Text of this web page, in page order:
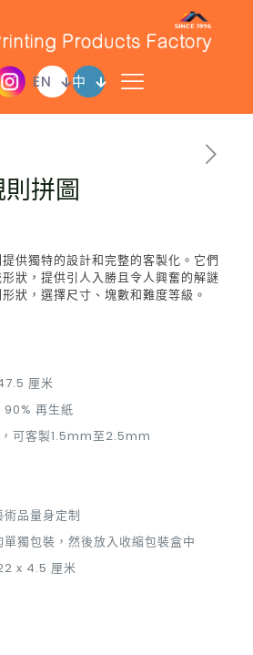
EN 中
拼圖
供獨特的設計和完整的客製化。它們
狀，提供引人入勝且令人興奮的解謎
狀，選擇尺寸、塊數和難度等級。
厘米
90% 再生紙
可客製1.5mm至2.5mm
品量身定制
獨包裝，然後放入收縮包裝盒中
x 4.5 厘米